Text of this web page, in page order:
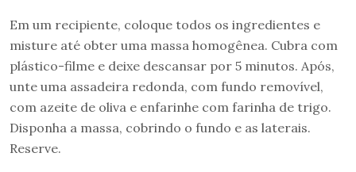
Em um recipiente, coloque todos os ingredientes e
misture até obter uma massa homogênea. Cubra com
plástico-filme e deixe descansar por 5 minutos. Após,
unte uma assadeira redonda, com fundo removível,
com azeite de oliva e enfarinhe com farinha de trigo.
Disponha a massa, cobrindo o fundo e as laterais.
Reserve.